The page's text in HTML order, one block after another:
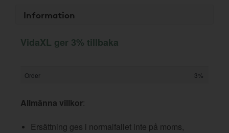
Information
VidaXL ger 3% tillbaka
Order 3%
Allmänna villkor:
Ersättning ges i normalfallet inte på moms,